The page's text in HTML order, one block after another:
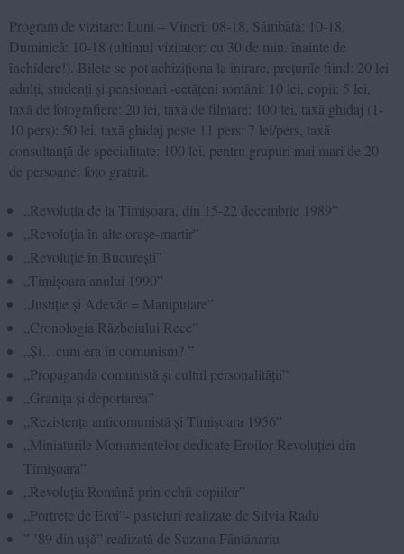
Program de vizitare: Luni – Vineri: 08-18, Sâmbătă: 10-18,
Duminică: 10-18 (ultimul vizitator: cu 30 de min. înainte de
închidere!). Bilete se pot achiziționa la intrare, prețurile fiind: 20 lei
adulți, studenți și pensionari -cetățeni români: 10 lei, copii: 5 lei,
taxă de fotografiere: 20 lei, taxă de filmare: 100 lei, taxă ghidaj (1-
10 pers): 50 lei, taxă ghidaj peste 11 pers: 7 lei/pers, taxă
consultanță de specialitate: 100 lei, pentru grupuri mai mari de 20
de persoane: foto gratuit.
„Revoluția de la Timișoara, din 15-22 decembrie 1989”
„Revoluția în alte orașe-martir”
„Revoluție în București”
„Timișoara anului 1990”
„Justiție și Adevăr = Manipulare”
„Cronologia Războiului Rece”
„Și…cum era în comunism? ”
„Propaganda comunistă și cultul personalității”
„Granița și deportarea”
„Rezistența anticomunistă și Timișoara 1956”
„Miniaturile Monumentelor dedicate Eroilor Revoluției din
Timișoara”
„Revoluția Română prin ochii copiilor”
„Portrete de Eroi”- pasteluri realizate de Silvia Radu
” ’89 din uşă” realizată de Suzana Fântânariu